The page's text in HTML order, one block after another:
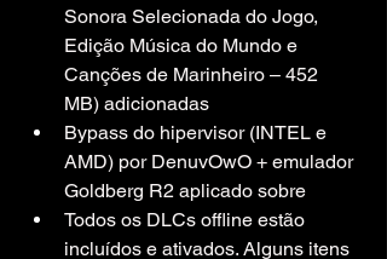
Sonora Selecionada do Jogo,
Edição Música do Mundo e
Canções de Marinheiro – 452
MB) adicionadas
Bypass do hipervisor (INTEL e
AMD) por DenuvOwO + emulador
Goldberg R2 aplicado sobre
Todos os DLCs offline estão
incluídos e ativados. Alguns itens